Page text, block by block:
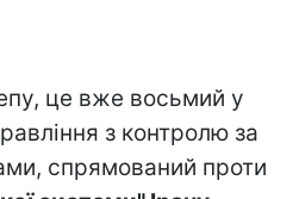
це вже восьмий у
з контролю за
спрямований проти